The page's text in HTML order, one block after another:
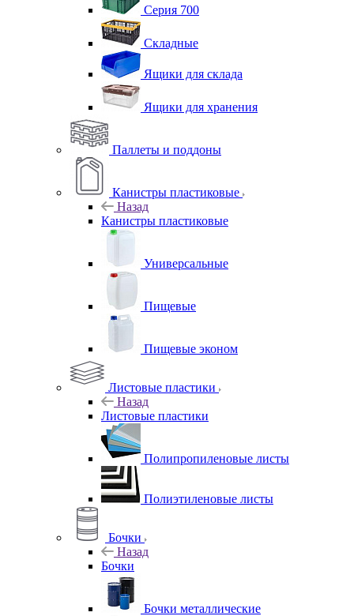
Серия 700
Складные
Ящики для склада
Ящики для хранения
Паллеты и поддоны
Канистры пластиковые
Назад
Канистры пластиковые
Универсальные
Пищевые
Пищевые эконом
Листовые пластики
Назад
Листовые пластики
Полипропиленовые листы
Полиэтиленовые листы
Бочки
Назад
Бочки
Бочки металлические